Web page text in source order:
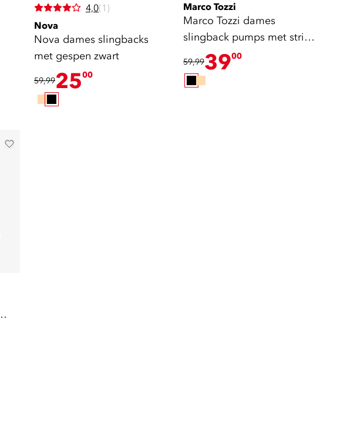
4,0(1)
Nova
Nova dames slingbacks
met gespen zwart
59,992500
Marco Tozzi
Marco Tozzi dames
slingback pumps met strik
zwart
59,993900